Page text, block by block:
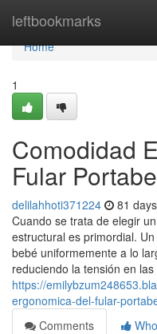
leftbookmarks
Home
Home
1
Comodidad
Fular
delilahhoti371224 81
Cuando se trata de elegir
estructural es primordial.
bebé uniformemente a lo
reduciendo la tensión en las
https://
ergonomica-del-fular-
Comments